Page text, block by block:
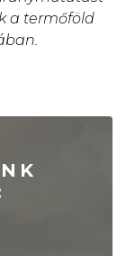
a termőföld